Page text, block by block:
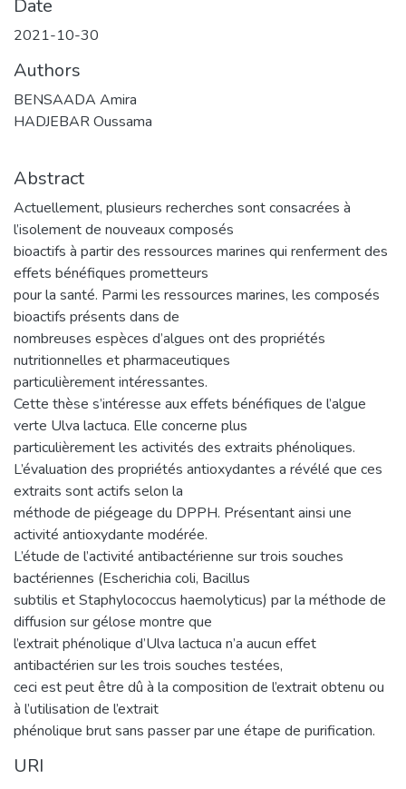
Date
2021-10-30
Authors
BENSAADA Amira
HADJEBAR Oussama
Abstract
Actuellement, plusieurs recherches sont consacrées à
l’isolement de nouveaux composés
bioactifs à partir des ressources marines qui renferment des
effets bénéfiques prometteurs
pour la santé. Parmi les ressources marines, les composés
bioactifs présents dans de
nombreuses espèces d’algues ont des propriétés
nutritionnelles et pharmaceutiques
particulièrement intéressantes.
Cette thèse s’intéresse aux effets bénéfiques de l’algue
verte Ulva lactuca. Elle concerne plus
particulièrement les activités des extraits phénoliques.
L’évaluation des propriétés antioxydantes a révélé que ces
extraits sont actifs selon la
méthode de piégeage du DPPH. Présentant ainsi une
activité antioxydante modérée.
L’étude de l’activité antibactérienne sur trois souches
bactériennes (Escherichia coli, Bacillus
subtilis et Staphylococcus haemolyticus) par la méthode de
diffusion sur gélose montre que
l’extrait phénolique d’Ulva lactuca n’a aucun effet
antibactérien sur les trois souches testées,
ceci est peut être dû à la composition de l’extrait obtenu ou
à l’utilisation de l’extrait
phénolique brut sans passer par une étape de purification.
URI